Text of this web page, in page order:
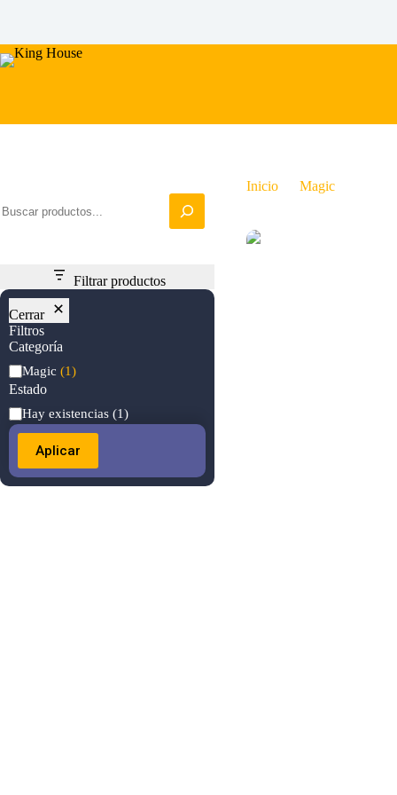
Inicio Magic
Filtrar productos
Cerrar
Filtros
Categoría
Categoría
Magic (1)
Estado
Estado
Hay existencias (1)
Aplicar